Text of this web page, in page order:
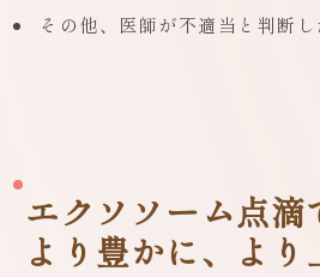
その他、医師が不適当と判断し
エクソソーム点滴
より豊かに、より